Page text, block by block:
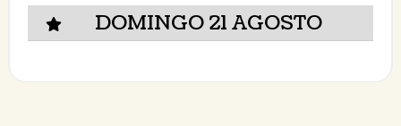
DOMINGO 21 AGOSTO